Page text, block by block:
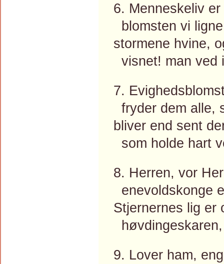
6. Menneskeliv
blomsten vi
stormene hvine,
visnet! man ved
7.
fryder dem alle,
bliver end sent
som holde hart
8. Herren, vor
enevoldskonge
Stjernernes lig
9. Lover ham,